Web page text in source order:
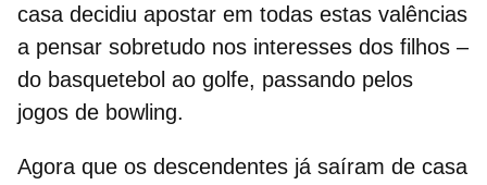
casa decidiu apostar em todas estas valências
a pensar sobretudo nos interesses dos filhos –
do basquetebol ao golfe, passando pelos
jogos de bowling.
Agora que os descendentes já saíram de casa